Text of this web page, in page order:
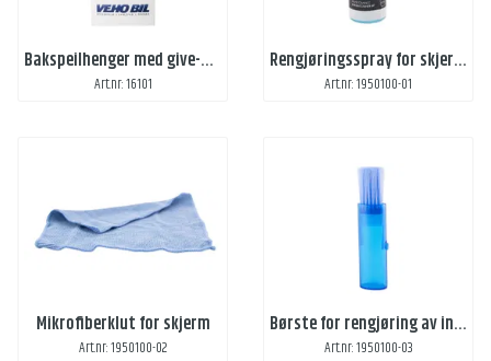
Bakspeilhenger med give-away produkter
Art.nr: 16101
Rengjøringsspray for skjerm - 60 ml
Art.nr: 1950100-01
Mikrofiberklut for skjerm
Art.nr: 1950100-02
Børste for rengjøring av interiøret
Art.nr: 1950100-03